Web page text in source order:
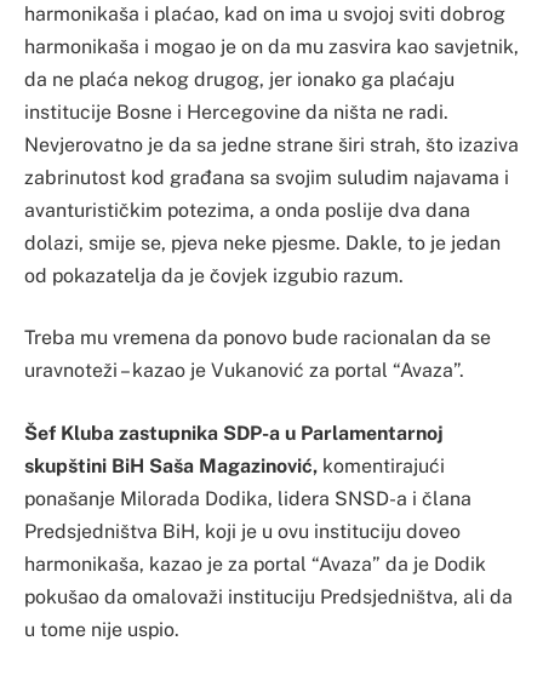
harmonikaša i plaćao, kad on ima u svojoj sviti dobrog
harmonikaša i mogao je on da mu zasvira kao savjetnik,
da ne plaća nekog drugog, jer ionako ga plaćaju
institucije Bosne i Hercegovine da ništa ne radi.
Nevjerovatno je da sa jedne strane širi strah, što izaziva
zabrinutost kod građana sa svojim suludim najavama i
avanturističkim potezima, a onda poslije dva dana
dolazi, smije se, pjeva neke pjesme. Dakle, to je jedan
od pokazatelja da je čovjek izgubio razum.
Treba mu vremena da ponovo bude racionalan da se
uravnoteži – kazao je Vukanović za portal “Avaza”.
Šef Kluba zastupnika SDP-a u Parlamentarnoj
skupštini BiH Saša Magazinović, komentirajući
ponašanje Milorada Dodika, lidera SNSD-a i člana
Predsjedništva BiH, koji je u ovu instituciju doveo
harmonikaša, kazao je za portal “Avaza” da je Dodik
pokušao da omalovaži instituciju Predsjedništva, ali da
u tome nije uspio.